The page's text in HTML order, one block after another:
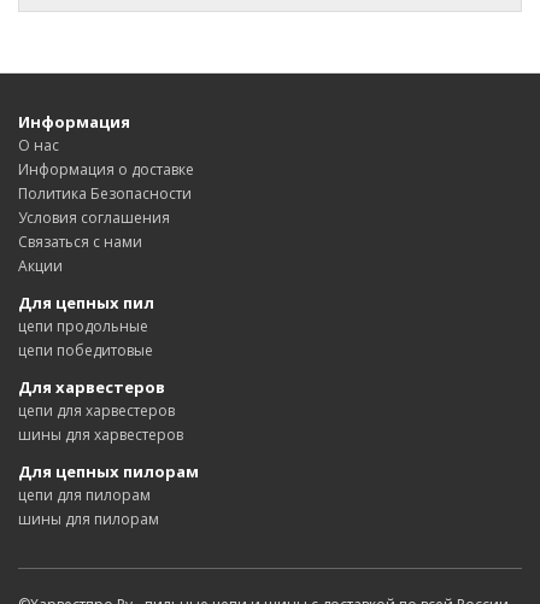
Информация
О нас
Информация о доставке
Политика Безопасности
Условия соглашения
Связаться с нами
Акции
Для цепных пил
цепи продольные
цепи победитовые
Для харвестеров
цепи для харвестеров
шины для харвестеров
Для цепных пилорам
цепи для пилорам
шины для пилорам